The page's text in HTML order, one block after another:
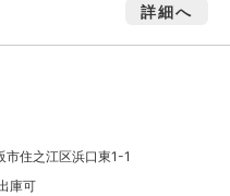
詳細へ
市住之江区浜口東1-1
庫可